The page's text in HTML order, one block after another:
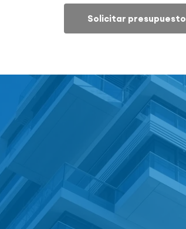
Solicitar presupuesto